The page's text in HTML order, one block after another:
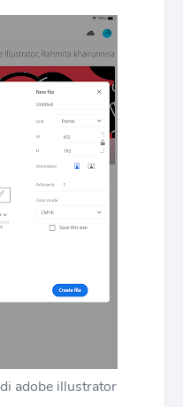
adobe illustrator